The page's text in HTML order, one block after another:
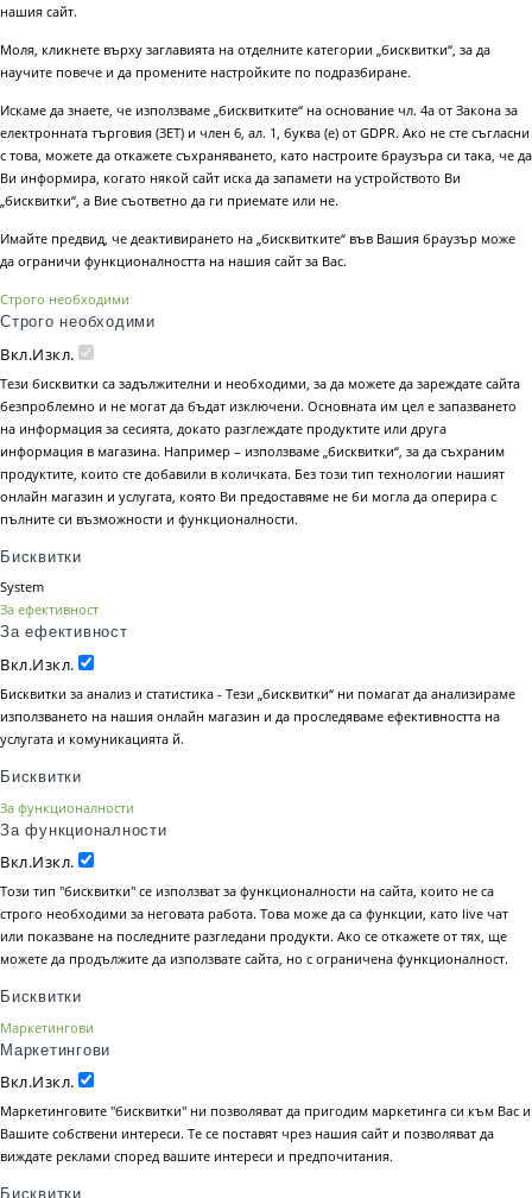
нашия сайт.
Моля, кликнете върху заглавията на отделните категории „бисквитки“, за да
научите повече и да промените настройките по подразбиране.
Искаме да знаете, че използваме „бисквитките“ на основание чл. 4а от Закона за
електронната търговия (ЗЕТ) и член 6, ал. 1, буква (е) от GDPR. Ако не сте съгласни
с това, можете да откажете съхраняването, като настроите браузъра си така, че да
Ви информира, когато някой сайт иска да запамети на устройството Ви
„бисквитки“, а Вие съответно да ги приемате или не.
Имайте предвид, че деактивирането на „бисквитките“ във Вашия браузър може
да ограничи функционалността на нашия сайт за Вас.
Строго необходими
Строго необходими
Вкл.Изкл.
Тези бисквитки са задължителни и необходими, за да можете да зареждате сайта
безпроблемно и не могат да бъдат изключени. Основната им цел е запазването
на информация за сесията, докато разглеждате продуктите или друга
информация в магазина. Например – използваме „бисквитки“, за да съхраним
продуктите, които сте добавили в количката. Без този тип технологии нашият
онлайн магазин и услугата, която Ви предоставяме не би могла да оперира с
пълните си възможности и функционалности.
Бисквитки
System
За ефективност
За ефективност
Вкл.Изкл.
Бисквитки за анализ и статистика - Тези „бисквитки“ ни помагат да анализираме
използването на нашия онлайн магазин и да проследяваме ефективността на
услугата и комуникацията й.
Бисквитки
За функционалности
За функционалности
Вкл.Изкл.
Този тип "бисквитки" се използват за функционалности на сайта, които не са
строго необходими за неговата работа. Това може да са функции, като live чат
или показване на последните разгледани продукти. Ако се откажете от тях, ще
можете да продължите да използвате сайта, но с ограничена функционалност.
Бисквитки
Маркетингови
Маркетингови
Вкл.Изкл.
Маркетинговите "бисквитки" ни позволяват да пригодим маркетинга си към Вас и
Вашите собствени интереси. Те се поставят чрез нашия сайт и позволяват да
виждате реклами според вашите интереси и предпочитания.
Бисквитки